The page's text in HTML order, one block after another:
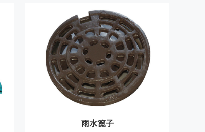
雨水篦子